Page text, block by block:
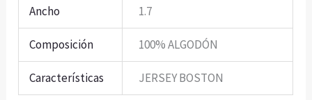
Ancho 1.7
Composición 100% ALGODÓN
Características JERSEY BOSTON